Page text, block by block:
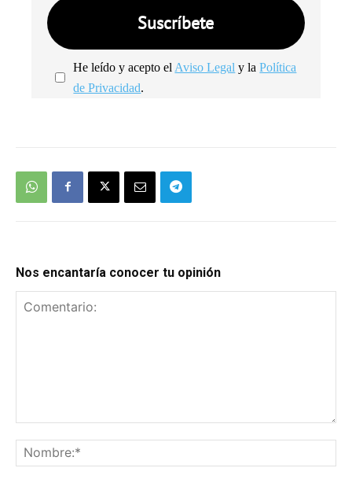
He leído y acepto el Aviso Legal y laPolítica
de Privacidad.
Nos encantaría conocer tu opinión